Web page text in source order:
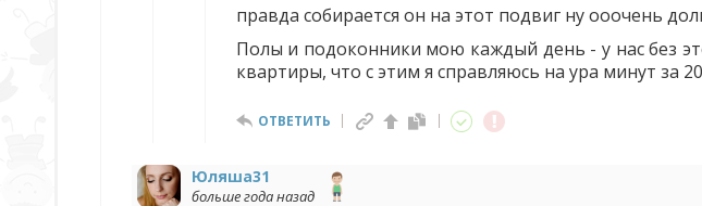
правда собирается он на этот подвиг ну ооочень
Полы и подоконники мою каждый день - у нас без
квартиры, что с этим я справляюсь на ура минут за
ОТВЕТИТЬ
Юляша31
больше года назад